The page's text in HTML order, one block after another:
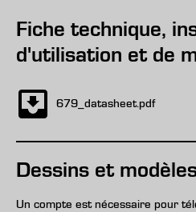
Fiche technique,
d'utilisation et de
679_datasheet.pdf
Dessins et
Un compte est nécessaire pour